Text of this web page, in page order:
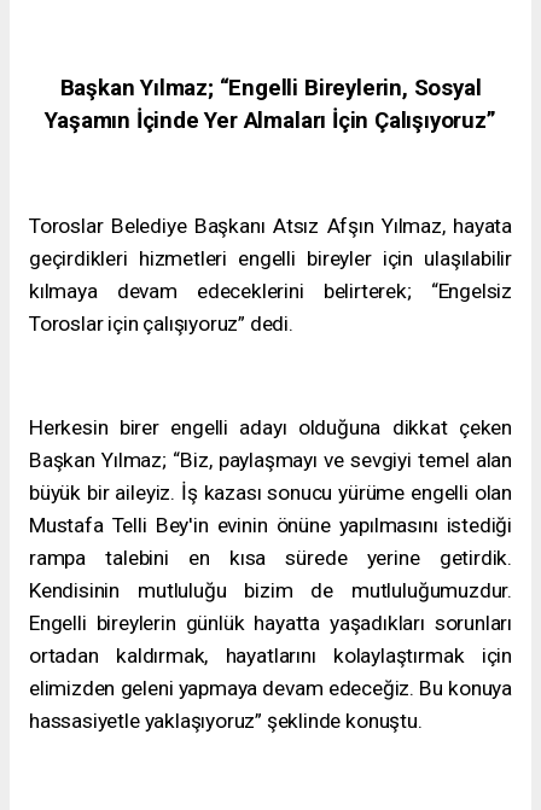
Başkan Yılmaz; “Engelli Bireylerin, Sosyal
Yaşamın İçinde Yer Almaları İçin Çalışıyoruz”
Toroslar Belediye Başkanı Atsız Afşın Yılmaz, hayata
geçirdikleri hizmetleri engelli bireyler için ulaşılabilir
kılmaya devam edeceklerini belirterek; “Engelsiz
Toroslar için çalışıyoruz” dedi.
Herkesin birer engelli adayı olduğuna dikkat çeken
Başkan Yılmaz; “Biz, paylaşmayı ve sevgiyi temel alan
büyük bir aileyiz. İş kazası sonucu yürüme engelli olan
Mustafa Telli Bey'in evinin önüne yapılmasını istediği
rampa talebini en kısa sürede yerine getirdik.
Kendisinin mutluluğu bizim de mutluluğumuzdur.
Engelli bireylerin günlük hayatta yaşadıkları sorunları
ortadan kaldırmak, hayatlarını kolaylaştırmak için
elimizden geleni yapmaya devam edeceğiz. Bu konuya
hassasiyetle yaklaşıyoruz” şeklinde konuştu.